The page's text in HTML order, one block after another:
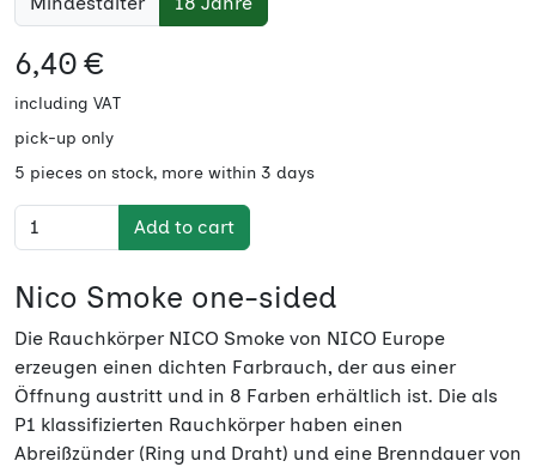
6,40 €
including VAT
pick-up only
5 pieces on stock, more within 3 days
Add to cart
Nico Smoke one-sided
Die Rauchkörper NICO Smoke von NICO Europe
erzeugen einen dichten Farbrauch, der aus einer
Öffnung austritt und in 8 Farben erhältlich ist. Die als
P1 klassifizierten Rauchkörper haben einen
Abreißzünder (Ring und Draht) und eine Brenndauer von